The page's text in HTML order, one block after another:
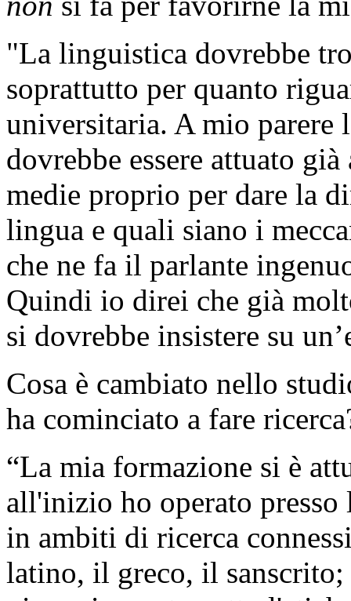
"La linguistica dovrebbe
soprattutto per quanto
universitaria. A mio
dovrebbe essere attuato
medie proprio per dare la
lingua e quali siano i
che ne fa il parlante
Quindi io direi che già
si dovrebbe insistere su
Cosa è cambiato nello
ha cominciato a fare
“La mia formazione si è
all'inizio ho operato
in ambiti di ricerca
latino, il greco, il